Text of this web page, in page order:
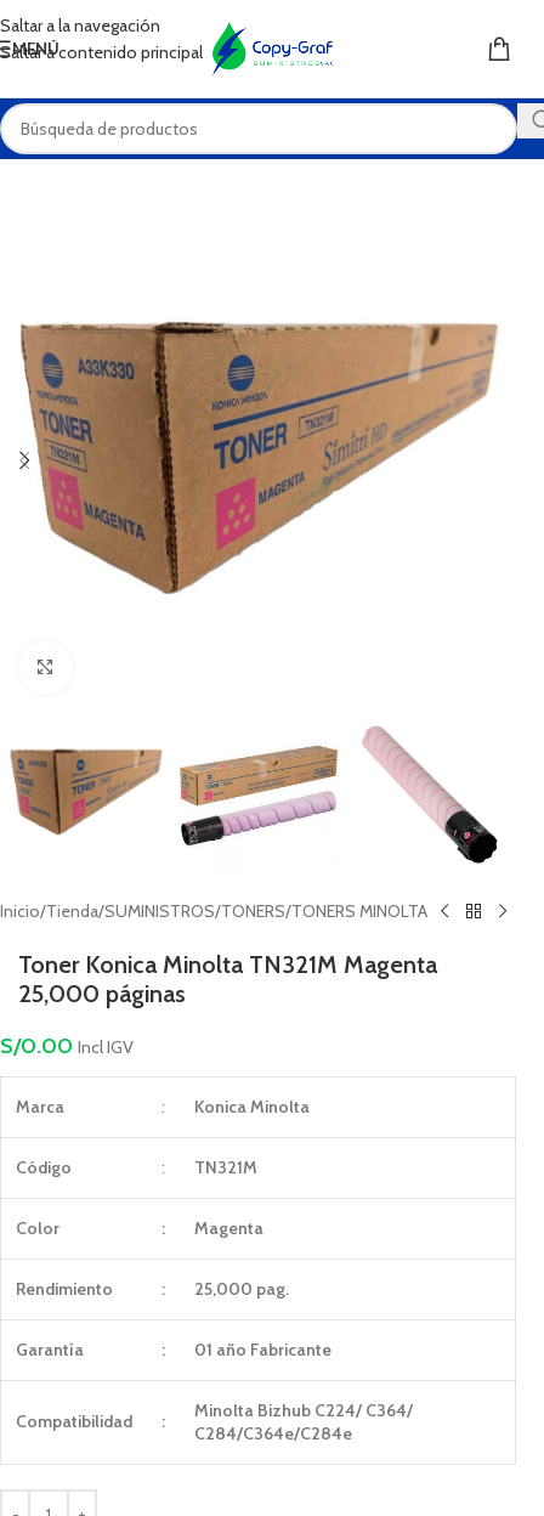
Saltar a la navegación
Saltar a contenido principal
XEROX
MENÚ
Inicio/Tienda/SUMINISTROS/TONERS/TONERS MINOLTA
Toner Konica Minolta TN321M Magenta
25,000 páginas
S/0.00 Incl IGV
Marca : Konica Minolta
Código : TN321M
Color : Magenta
Rendimiento : 25,000 pag.
Garantía : 01 año Fabricante
Compatibilidad :
Minolta Bizhub C224/ C364/
C284/C364e/C284e